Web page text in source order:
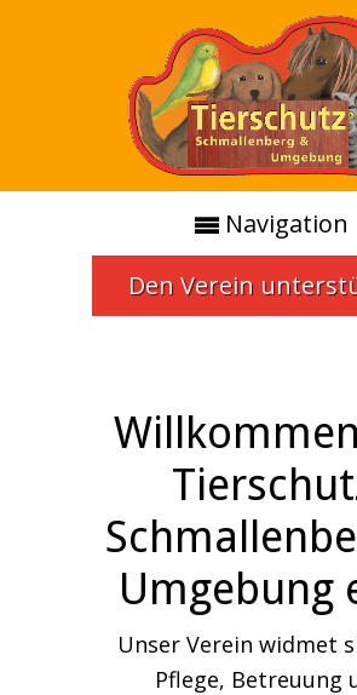
Navigation
Den Verein
Umgebung
Unser Verein widmet
Pflege, Betreuung